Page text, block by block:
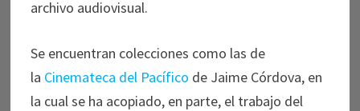
archivo audiovisual.
Se encuentran colecciones como las de
la Cinemateca del Pacífico de Jaime Córdova, en
la cual se ha acopiado, en parte, el trabajo del